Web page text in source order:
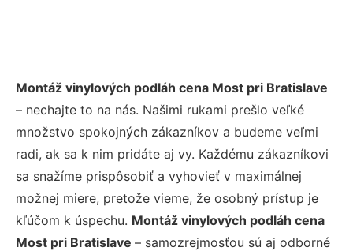
Montáž vinylových podláh cena Most pri Bratislave
– nechajte to na nás. Našimi rukami prešlo veľké
množstvo spokojných zákazníkov a budeme veľmi
radi, ak sa k nim pridáte aj vy. Každému zákazníkovi
sa snažíme prispôsobiť a vyhovieť v maximálnej
možnej miere, pretože vieme, že osobný prístup je
kľúčom k úspechu. Montáž vinylových podláh cena
Most pri Bratislave – samozrejmosťou sú aj odborné